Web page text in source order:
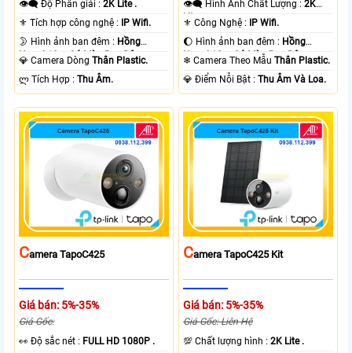
👁️‍🗨 Độ Phân giải :2K Lite .
⚜️ Tích hợp công nghệ : IP Wifi.
🌛 Hình ảnh ban đêm : Hồng
Ngoại 10m Có Màu Ban Ðêm.
💎 Camera DòngThân Plastic.
️ლ Tích Hợp :Thu Âm.
👁️‍🗨 Hình Ành Chất Lượng :2K
Lite .
⚜️ Công Nghệ : IP Wifi.
🌔 Hình ảnh ban đêm : Hồng
Ngoại 10m Có Màu Ban Ðêm.
❄ Camera Theo MẫuThân Plastic.
️💎 Điểm Nỗi Bật :Thu Âm Và Loa.
CAmera TapoC425
Giá bán: 5%-35%
Giá Gốc:
️👀 Độ sắc nét : FULL HD 1080P .
CAmera TapoC425 Kit
Giá bán: 5%-35%
Giá Gốc: Liên Hệ
💯 Chất lượng hình :2K Lite .